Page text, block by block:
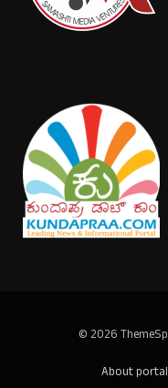
© 2026
About portal